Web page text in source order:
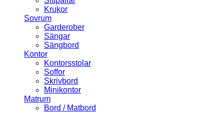
Krukor
Sovrum
Garderober
Sängar
Sängbord
Kontor
Kontorsstolar
Soffor
Skrivbord
Minikontor
Matrum
Bord / Matbord